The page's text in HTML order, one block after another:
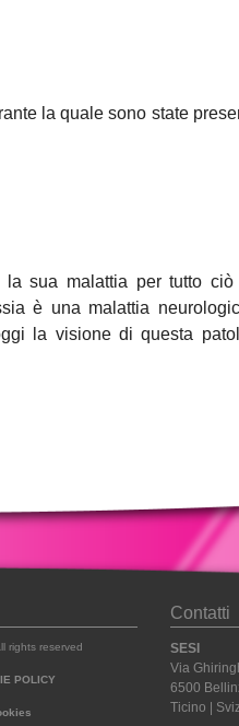
la quale sono state
sua malattia per tutto ciò
è una malattia
la visione di questa
rights reserved
POLICY
Contatti
SESI
Via
6500
Ticino |